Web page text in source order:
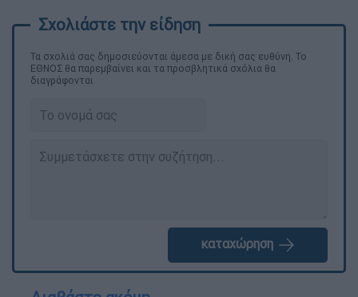
Τα σχολιά σας δημοσιεύονται άμεσα με δική σας ευθύνη. Το
ΕΘΝΟΣ θα παρεμβαίνει και τα προσβλητικά σχόλια θα
διαγράφονται
καταχώρηση